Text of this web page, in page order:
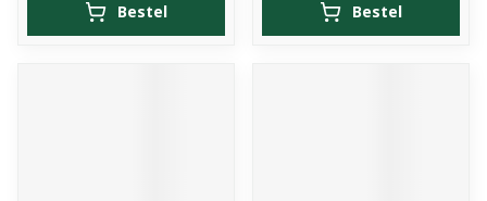
Bestel Bestel